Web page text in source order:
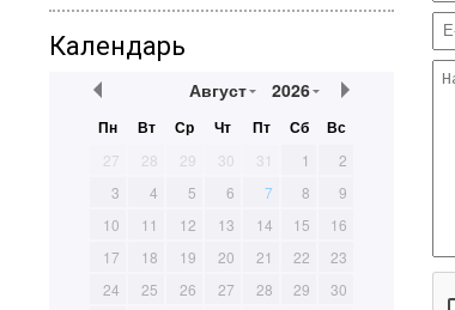
Календарь
Август 2026
Пн Вт Ср Чт Пт Сб Вс
27 28 29 30 31 1
2
3
4 5 6 7 8
9
10
11 12 13 14 15
16
17
18 19 20 21 22
23
24
25 26 27 28 29
30